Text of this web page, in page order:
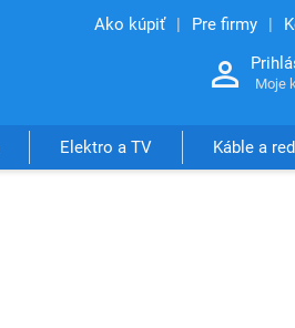
Ako kúpiť Pre firmy
Moje
Elektro a TV Káble a